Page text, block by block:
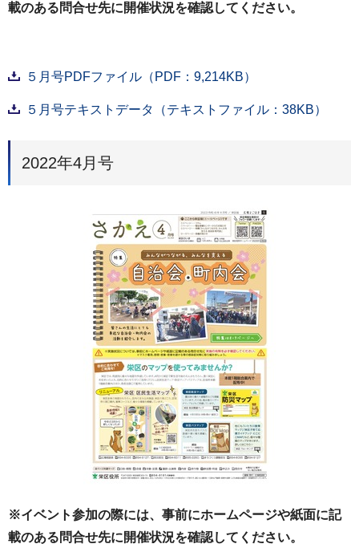
載のある問合せ先に開催状況を確認してください。
５月号PDFファイル（PDF：9,214KB）
５月号テキストデータ（テキストファイル：38KB）
2022年4月号
※イベント参加の際には、事前にホームページや紙面に記
載のある問合せ先に開催状況を確認してください。